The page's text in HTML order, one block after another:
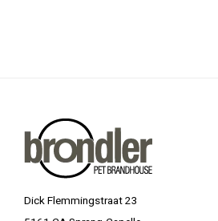
Dick Flemmingstraat 23